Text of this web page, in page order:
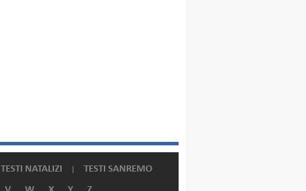
TESTI NATALIZI
TESTI SANREMO